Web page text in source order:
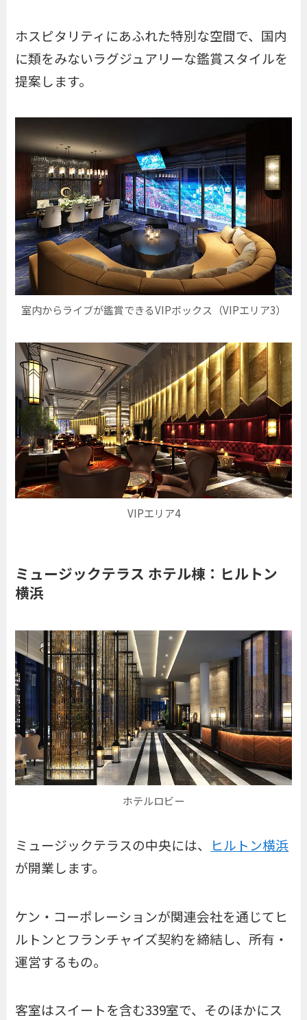
ホスピタリティにあふれた特別な空間で、国内
に類をみないラグジュアリーな鑑賞スタイルを
提案します。
室内からライブが鑑賞できるVIPボックス（VIPエリア3）
VIPエリア4
ミュージックテラス ホテル棟：ヒルトン
横浜
ホテルロビー
ミュージックテラスの中央には、
ヒルトン横浜
が開業します。
ケン・コーポレーションが関連会社を通じてヒ
ルトンとフランチャイズ契約を締結し、所有・
運営するもの。
客室はスイートを含む339室で、そのほかにス